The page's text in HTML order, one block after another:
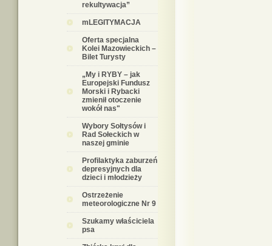
rekultywacja”
mLEGITYMACJA
Oferta specjalna
Kolei Mazowieckich –
Bilet Turysty
„My i RYBY – jak
Europejski Fundusz
Morski i Rybacki
zmienił otoczenie
wokół nas"
Wybory Sołtysów i
Rad Sołeckich w
naszej gminie
Profilaktyka zaburzeń
depresyjnych dla
dzieci i młodzieży
Ostrzeżenie
meteorologiczne Nr 9
Szukamy właściciela
psa